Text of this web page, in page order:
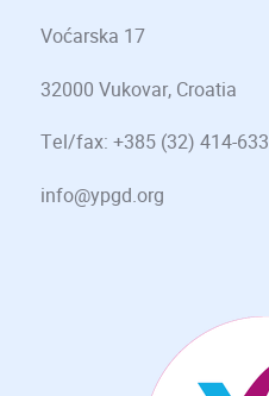
Voćarska 17
32000 Vukovar, Croatia
Tel/fax: +385 (32) 414-633
info@ypgd.org